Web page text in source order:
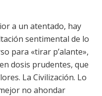
a un atentado, hay
sentimental de lo
para «tirar p’alante»,
dosis prudentes, que
La Civilización. Lo
no ahondar